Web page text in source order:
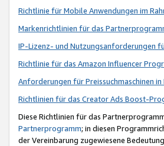
Richtlinie für Mobile Anwendungen im
Markenrichtlinien für das
IP-Lizenz- und Nutzungsanforderungen
Richtlinie für das Amazon Influencer
Anforderungen für Preissuchmaschinen
Richtlinien für das Creator Ads Boost-
Diese Richtlinien für das
Partnerprogramm; in diesen
der Vereinbarung zugewiesene